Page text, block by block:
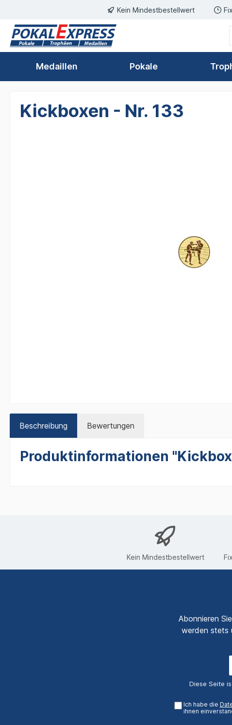
Zur Hauptnavigation springenKein Mindestbestellwert
Medaillen Pokale
Kickboxen - Nr. 133
Beschreibung Bewertungen
Produktinformationen
Kein Mindestbestellwert
Abonnieren
werden stets
Diese Seite
Ich habe die
ihnen